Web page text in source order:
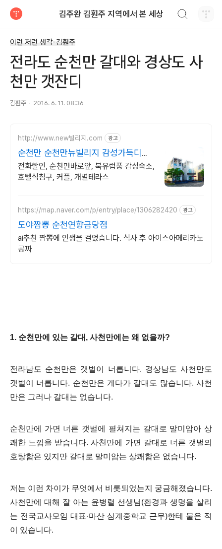
김주완 김훤주 지역에서 본 세상
이런 저런 생각-김훤주
전라도 순천만 갈대와 경상도 사
천만 갯잔디
김훤주 2016. 6. 11. 08:36
http://www.new빌리지.com 광고
순천만 순천만뉴빌리지 감성가득디자
인, 프라이빗숙소
전화할인, 순천만바로앞, 북유럽풍 감성숙소,
호텔식침구, 커플, 개별테라스
https://map.naver.com/p/entry/place/1306282420 광고
도야짬뽕 순천연향금당점
ai추천 짬뽕에 인생을 걸었습니다. 식사 후 아이스아메리카노
공짜
1. 순천만에 있는 갈대, 사천만에는 왜 없을까?
전라남도 순천만은 갯벌이 너릅니다. 경상남도 사천만도
갯벌이 너릅니다. 순천만은 게다가 갈대도 많습니다. 사천
만은 그러나 갈대는 없습니다.
순천만에 가면 너른 갯벌에 펼쳐지는 갈대로 말미암아 상
쾌한 느낌을 받습니다. 사천만에 가면 갈대로 너른 갯벌의
호탕함은 있지만 갈대로 말미암는 상쾌함은 없습니다.
저는 이런 차이가 무엇에서 비롯되었는지 궁금해졌습니다.
사천만에 대해 잘 아는 윤병렬 선생님(환경과 생명을 살리
는 전국교사모임 대표·마산 삼계중학교 근무)한테 물은 적
이 있습니다.